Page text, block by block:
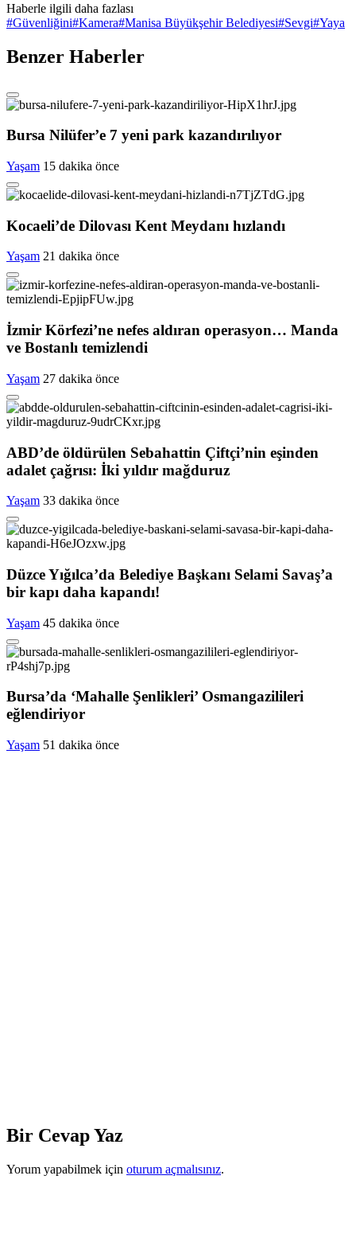
Haberle ilgili daha fazlası
#Güvenliğini#Kamera#Manisa Büyükşehir Belediyesi#Sevgi#Yaya
Benzer Haberler
Bursa Nilüfer’e 7 yeni park kazandırılıyor
Yaşam 15 dakika önce
Kocaeli’de Dilovası Kent Meydanı hızlandı
Yaşam 21 dakika önce
İzmir Körfezi’ne nefes aldıran operasyon… Manda
ve Bostanlı temizlendi
Yaşam 27 dakika önce
ABD’de öldürülen Sebahattin Çiftçi’nin eşinden
adalet çağrısı: İki yıldır mağduruz
Yaşam 33 dakika önce
Düzce Yığılca’da Belediye Başkanı Selami Savaş’a
bir kapı daha kapandı!
Yaşam 45 dakika önce
Bursa’da ‘Mahalle Şenlikleri’ Osmangazilileri
eğlendiriyor
Yaşam 51 dakika önce
Bir Cevap Yaz
Yorum yapabilmek için oturum açmalısınız.